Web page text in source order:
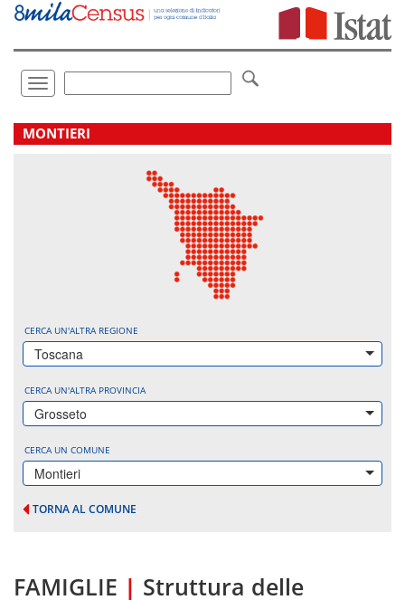
Vai
direttamente
Toggle
navigation
.
MONTIERI
CERCA UN'ALTRA REGIONE
Toscana
CERCA UN'ALTRA PROVINCIA
Grosseto
CERCA UN COMUNE
Montieri
TORNA AL COMUNE
FAMIGLIE | Struttura delle